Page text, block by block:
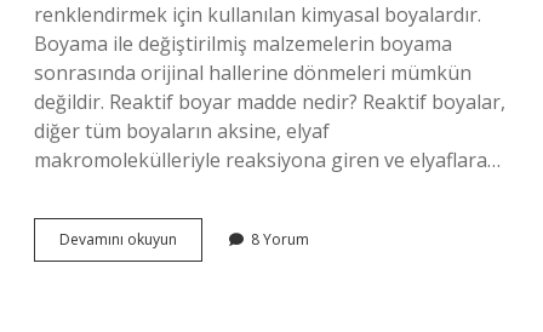
renklendirmek için kullanılan kimyasal boyalardır.
Boyama ile değiştirilmiş malzemelerin boyama
sonrasında orijinal hallerine dönmeleri mümkün
değildir. Reaktif boyar madde nedir? Reaktif boyalar,
diğer tüm boyaların aksine, elyaf
makromolekülleriyle reaksiyona giren ve elyaflara…
Devamını okuyun
Boyar
8 Yorum